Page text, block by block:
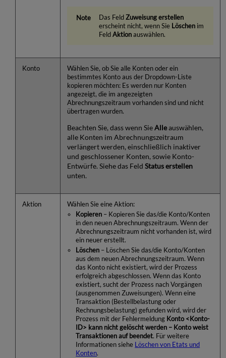
Das Feld Zuweisung erstellen
erscheint nicht, wenn Sie Löschenim
Feld Aktionauswählen.
Konto
Wählen Sie, ob Sie alle Konten oder ein
bestimmtes Konto aus der Dropdown-Liste
kopieren möchten: Es werden nur Konten
angezeigt, die im angezeigten
Abrechnungszeitraum vorhanden sind und nicht
übertragen wurden.
Beachten Sie, dass wenn SieAlleauswählen,
alle Konten im Abrechnungszeitraum
verlängert werden, einschließlich inaktiver
und geschlossener Konten, sowie Konto-
Entwürfe. Siehe das Feld Status erstellen
unten.
Aktion
Wählen Sie eine Aktion:
Kopieren – Kopieren Sie das/die Konto/Konten
in den neuen Abrechnungszeitraum. Wenn der
Abrechnungszeitraum nicht vorhanden ist, wird
ein neuer erstellt.
Löschen – Löschen Sie das/die Konto/Konten
aus dem neuen Abrechnungszeitraum. Wenn
das Konto nicht existiert, wird der Prozess
erfolgreich abgeschlossen. Wenn das Konto
existiert, sucht der Prozess nach Vorgängen
(ausgenommen Zuweisungen). Wenn eine
Transaktion (Bestellbelastung oder
Rechnungsbelastung) gefunden wird, wird der
Prozess mit der Fehlermeldung Konto <Konto-
ID> kann nicht gelöscht werden – Konto weist
Transaktionen auf beendet. Für weitere
Informationen siehe Löschen von Etats und
Konten.